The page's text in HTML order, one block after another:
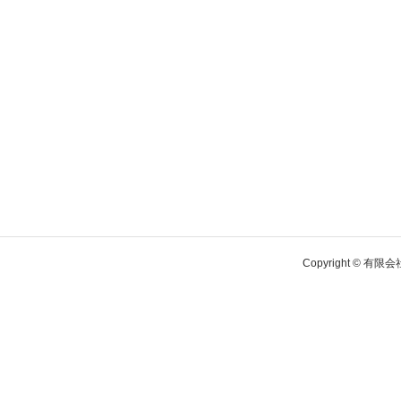
Copyright © 有限会